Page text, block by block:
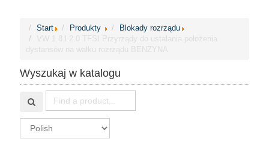
Start Produkty
Blokady rozrządu
VW 1.8 l 2.0 TFSI Przyrządy do ustalania położenia
dystansów na wałku rozrządu BENZYNA
Wyszukaj w katalogu